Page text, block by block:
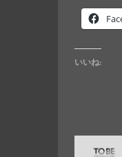
いいね: